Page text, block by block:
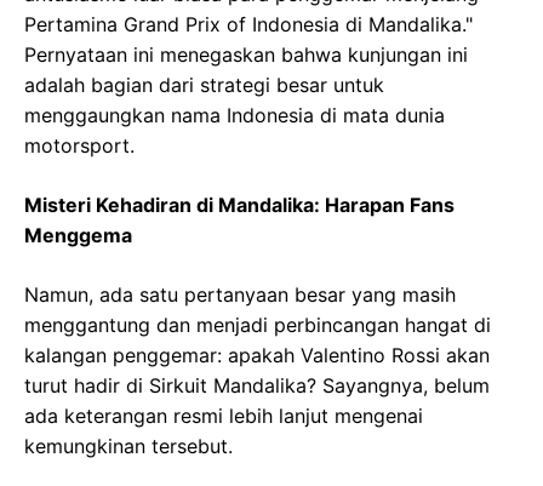
Pertamina Grand Prix of Indonesia di Mandalika."
Pernyataan ini menegaskan bahwa kunjungan ini
adalah bagian dari strategi besar untuk
menggaungkan nama Indonesia di mata dunia
motorsport.
Misteri Kehadiran di Mandalika: Harapan Fans
Menggema
Namun, ada satu pertanyaan besar yang masih
menggantung dan menjadi perbincangan hangat di
kalangan penggemar: apakah Valentino Rossi akan
turut hadir di Sirkuit Mandalika? Sayangnya, belum
ada keterangan resmi lebih lanjut mengenai
kemungkinan tersebut.